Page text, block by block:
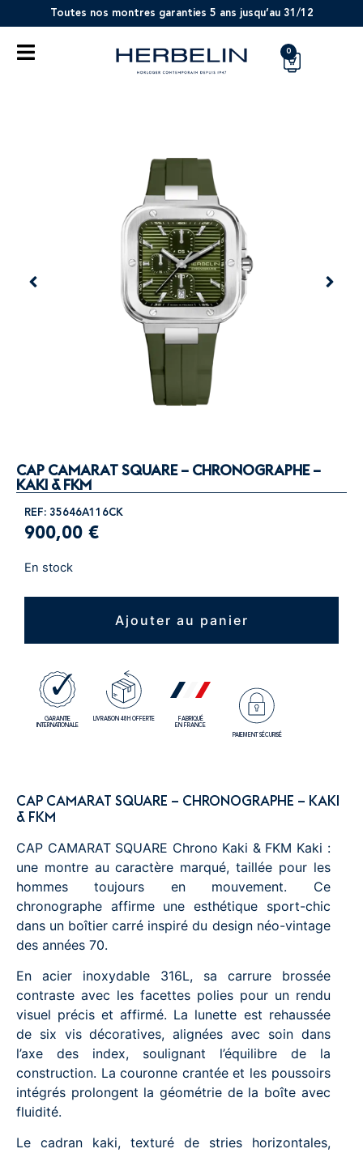
Toutes nos montres garanties 5 ans jusqu’au 31/12
0
CAP CAMARAT SQUARE – CHRONOGRAPHE –
KAKI & FKM
REF: 35646A116CK
900,00 €
En stock
Ajouter au panier
GARANTIE
INTERNATIONALE
LIVRAISON 48H OFFERTE
FABRIQUÉ
EN FRANCE
PAIEMENT SÉCURISÉ
CAP CAMARAT SQUARE – CHRONOGRAPHE – KAKI
& FKM
CAP CAMARAT SQUARE Chrono Kaki & FKM Kaki :
une montre au caractère marqué, taillée pour les
hommes toujours en mouvement. Ce
chronographe affirme une esthétique sport-chic
dans un boîtier carré inspiré du design néo-vintage
des années 70.
En acier inoxydable 316L, sa carrure brossée
contraste avec les facettes polies pour un rendu
visuel précis et affirmé. La lunette est rehaussée
de six vis décoratives, alignées avec soin dans
l’axe des index, soulignant l’équilibre de la
construction. La couronne crantée et les poussoirs
intégrés prolongent la géométrie de la boîte avec
fluidité.
Le cadran kaki, texturé de stries horizontales,